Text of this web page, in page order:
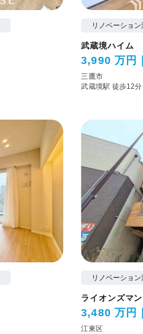
リノベーション
武蔵境ハイム
3,990 万円
三鷹市
武蔵境駅 徒歩12分
リノベーション
ライオンズマ
3,480 万円
江東区